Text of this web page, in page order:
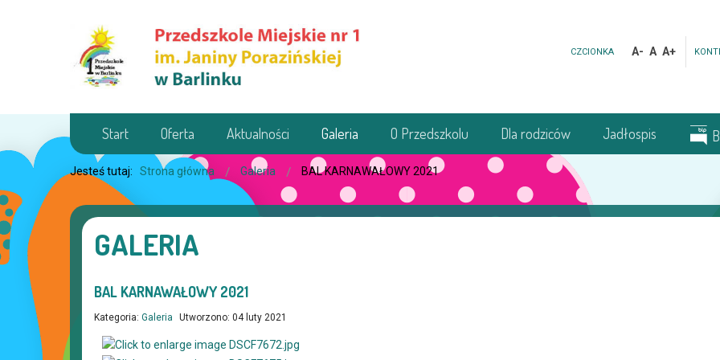
CZCIONKA A- A A+
Start Oferta Aktualności Galeria O Przedszkolu Dla rodziców Jadłospis
Jesteś tutaj: Strona główna Galeria BAL KARNAWAŁOWY 2021
GALERIA
BAL KARNAWAŁOWY 2021
Kategoria: Galeria Utworzono: 04 luty 2021